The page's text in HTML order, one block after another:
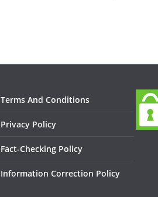
Terms And Conditions
Privacy Policy
Fact-Checking Policy
Information Correction Policy